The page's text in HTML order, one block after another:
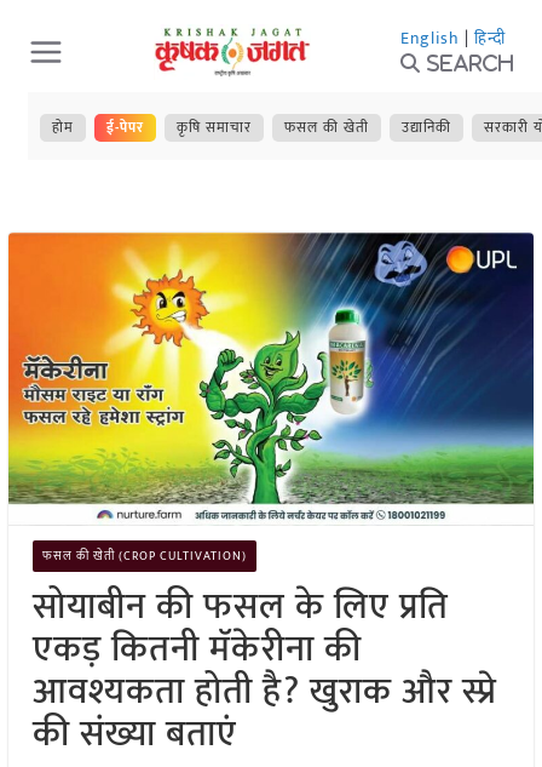
Skip
to
content
English | हिन्दी
Search
होम ई-पेपर कृषि समाचार फसल की खेती उद्यानिकी सरकारी
फसल की खेती (CROP CULTIVATION)
सोयाबीन की फसल के लिए प्रति
एकड़ कितनी मॅकेरीना की
आवश्यकता होती है? खुराक और स्प्रे
की संख्या बताएं